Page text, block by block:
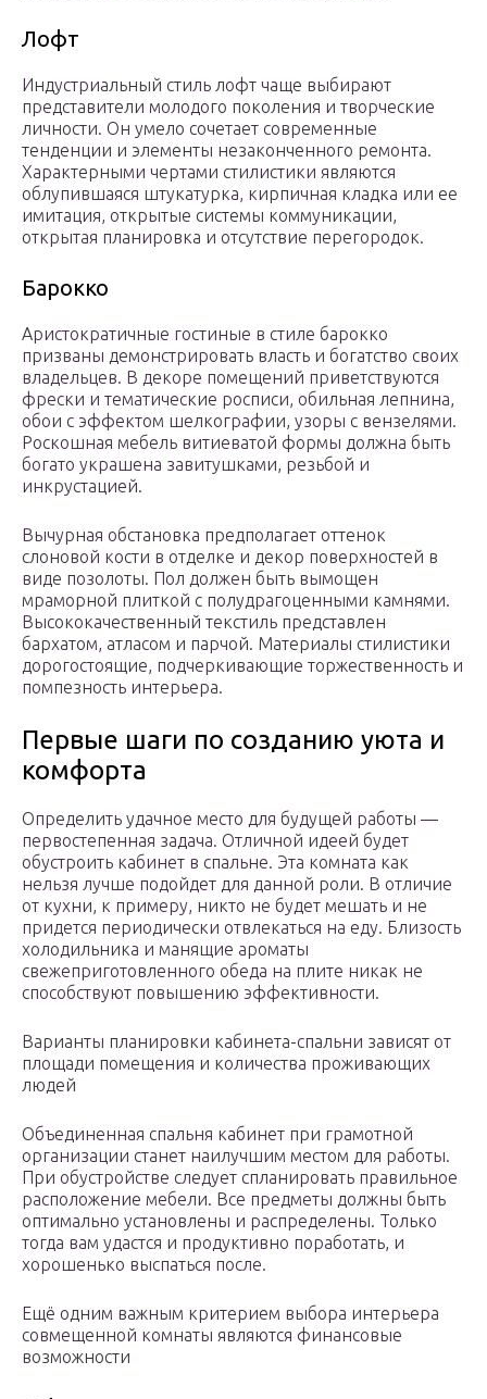
Лофт
Индустриальный стиль лофт чаще выбирают
представители молодого поколения и творческие
личности. Он умело сочетает современные
тенденции и элементы незаконченного ремонта.
Характерными чертами стилистики являются
облупившаяся штукатурка, кирпичная кладка или ее
имитация, открытые системы коммуникации,
открытая планировка и отсутствие перегородок.
Барокко
Аристократичные гостиные в стиле барокко
призваны демонстрировать власть и богатство своих
владельцев. В декоре помещений приветствуются
фрески и тематические росписи, обильная лепнина,
обои с эффектом шелкографии, узоры с вензелями.
Роскошная мебель витиеватой формы должна быть
богато украшена завитушками, резьбой и
инкрустацией.
Вычурная обстановка предполагает оттенок
слоновой кости в отделке и декор поверхностей в
виде позолоты. Пол должен быть вымощен
мраморной плиткой с полудрагоценными камнями.
Высококачественный текстиль представлен
бархатом, атласом и парчой. Материалы стилистики
дорогостоящие, подчеркивающие торжественность и
помпезность интерьера.
Первые шаги по созданию уюта и
комфорта
Определить удачное место для будущей работы —
первостепенная задача. Отличной идеей будет
обустроить кабинет в спальне. Эта комната как
нельзя лучше подойдет для данной роли. В отличие
от кухни, к примеру, никто не будет мешать и не
придется периодически отвлекаться на еду. Близость
холодильника и манящие ароматы
свежеприготовленного обеда на плите никак не
способствуют повышению эффективности.
Варианты планировки кабинета-спальни зависят от
площади помещения и количества проживающих
людей
Объединенная спальня кабинет при грамотной
организации станет наилучшим местом для работы.
При обустройстве следует спланировать правильное
расположение мебели. Все предметы должны быть
оптимально установлены и распределены. Только
тогда вам удастся и продуктивно поработать, и
хорошенько выспаться после.
Ещё одним важным критерием выбора интерьера
совмещенной комнаты являются финансовые
возможности